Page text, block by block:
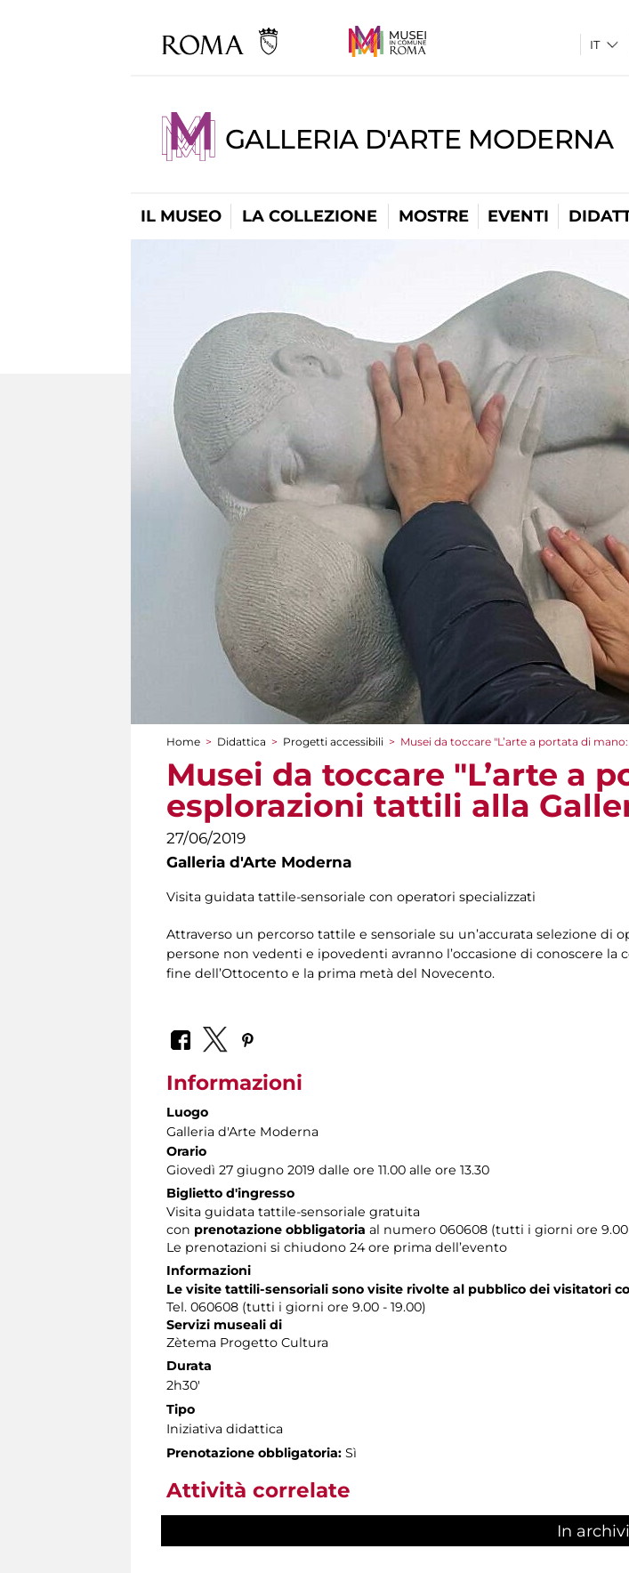
GALLERIA D'ARTE MODERNA
IL MUSEO LA COLLEZIONE MOSTRE EVENTI
Tu sei qui
Home > Didattica > Progetti accessibili > Musei da toccare "L’arte a portata di
Musei da toccare "L’arte a
esplorazioni tattili alla
27/06/2019
Galleria d'Arte Moderna
Visita guidata tattile-sensoriale con operatori specializzati
Attraverso un percorso tattile e sensoriale su un’accurata selezione di
persone non vedenti e ipovedenti avranno l’occasione di conoscere
fine dell’Ottocento e la prima metà del Novecento.
Informazioni
Luogo
Galleria d'Arte Moderna
Orario
Giovedì 27 giugno 2019 dalle ore 11.00 alle ore 13.30
Biglietto d'ingresso
Visita guidata tattile-sensoriale gratuita
con prenotazione obbligatoria al numero 060608 (tutti i giorni ore 9.00
Le prenotazioni si chiudono 24 ore prima dell’evento
Informazioni
Le visite tattili-sensoriali sono visite rivolte al pubblico dei visitatori
Tel. 060608 (tutti i giorni ore 9.00 - 19.00)
Servizi museali di
Zètema Progetto Cultura
Durata
2h30'
Tipo
Iniziativa didattica
Prenotazione obbligatoria: Sì
Attività correlate
In